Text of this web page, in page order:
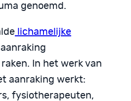
genoemd.
lichamelijke
In het werk van
aanraking werkt:
fysiotherapeuten,